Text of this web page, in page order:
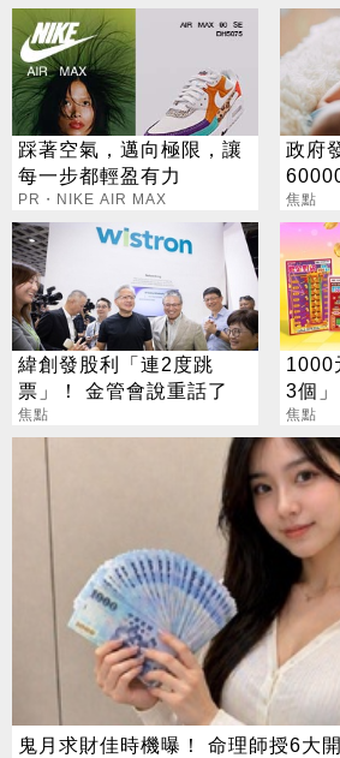
踩著空氣，邁向極限，讓
每一步都輕盈有力
PR・NIKE AIR MAX
政府
次看
焦點
緯創發股利「連2度跳
票」！ 金管會說重話了
焦點
1000
3個
總獎
焦點
鬼月求財佳時機曝！ 命理師授6大